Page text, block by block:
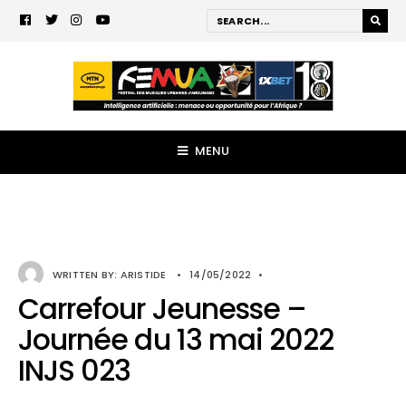
MENU
WRITTEN BY: ARISTIDE • 14/05/2022 •
Carrefour Jeunesse –
Journée du 13 mai 2022
INJS 023